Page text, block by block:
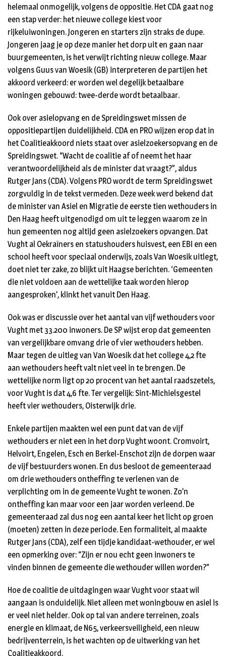
helemaal onmogelijk, volgens de oppositie. Het CDA gaat nog
een stap verder: het nieuwe college kiest voor
rijkeluiwoningen. Jongeren en starters zijn straks de dupe.
Jongeren jaag je op deze manier het dorp uit en gaan naar
buurgemeenten, is het verwijt richting nieuw college. Maar
volgens Guus van Woesik (GB) interpreteren de partijen het
akkoord verkeerd: er worden wel degelijk betaalbare
woningen gebouwd: twee-derde wordt betaalbaar.
Ook over asielopvang en de Spreidingswet missen de
oppositiepartijen duidelijkheid. CDA en PRO wijzen erop dat in
het Coalitieakkoord niets staat over asielzoekersopvang en de
Spreidingswet. “Wacht de coalitie af of neemt het haar
verantwoordelijkheid als de minister dat vraagt?”, aldus
Rutger Jans (CDA). Volgens PRO wordt de term Spreidingswet
zorgvuldig in de tekst vermeden. Deze week werd bekend dat
de minister van Asiel en Migratie de eerste tien wethouders in
Den Haag heeft uitgenodigd om uit te leggen waarom ze in
hun gemeenten nog altijd geen asielzoekers opvangen. Dat
Vught al Oekraïners en statushouders huisvest, een EBI en een
school heeft voor speciaal onderwijs, zoals Van Woesik uitlegt,
doet niet ter zake, zo blijkt uit Haagse berichten. ‘Gemeenten
die niet voldoen aan de wettelijke taak worden hierop
aangesproken’, klinkt het vanuit Den Haag.
Ook was er discussie over het aantal van vijf wethouders voor
Vught met 33.200 inwoners. De SP wijst erop dat gemeenten
van vergelijkbare omvang drie of vier wethouders hebben.
Maar tegen de uitleg van Van Woesik dat het college 4,2 fte
aan wethouders heeft valt niet veel in te brengen. De
wettelijke norm ligt op 20 procent van het aantal raadszetels,
voor Vught is dat 4,6 fte. Ter vergelijk: Sint-Michielsgestel
heeft vier wethouders, Oisterwijk drie.
Enkele partijen maakten wel een punt dat van de vijf
wethouders er niet een in het dorp Vught woont. Cromvoirt,
Helvoirt, Engelen, Esch en Berkel-Enschot zijn de dorpen waar
de vijf bestuurders wonen. En dus besloot de gemeenteraad
om drie wethouders ontheffing te verlenen van de
verplichting om in de gemeente Vught te wonen. Zo’n
ontheffing kan maar voor een jaar worden verleend. De
gemeenteraad zal dus nog een aantal keer het licht op groen
(moeten) zetten in deze periode. Een formaliteit, al maakte
Rutger Jans (CDA), zelf een tijdje kandidaat-wethouder, er wel
een opmerking over: “Zijn er nou echt geen inwoners te
vinden binnen de gemeente die wethouder willen worden?”
Hoe de coalitie de uitdagingen waar Vught voor staat wil
aangaan is onduidelijk. Niet alleen met woningbouw en asiel is
er veel niet helder. Ook op tal van andere terreinen, zoals
energie en klimaat, de N65, verkeersveiligheid, een nieuw
bedrijventerrein, is het wachten op de uitwerking van het
Coalitieakkoord.